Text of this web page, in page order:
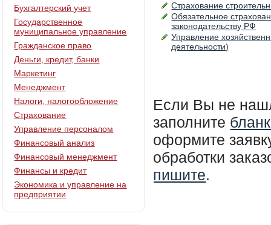
Страхование
Обязательное
законодательству РФ
Управление
деятельности)
Если Вы не
заполните
оформите
обработки
пишите.
Бухгалтерский учет
Государственное
муниципальное управление
Гражданское право
Деньги, кредит, банки
Маркетинг
Менеджмент
Налоги, налогообложение
Страхование
Управление персоналом
Финансовый анализ
Финансовый менеджмент
Финансы и кредит
Экономика и управление на
предприятии